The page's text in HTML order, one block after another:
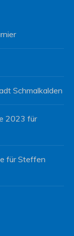
Schmalkalden
2023 für
für Steffen